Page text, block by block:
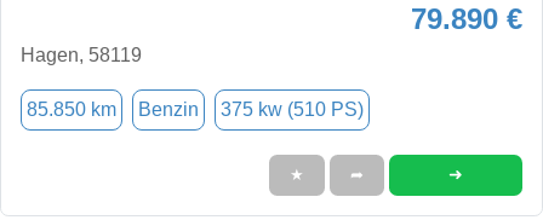
79.890 €
Hagen, 58119
85.850 km Benzin 375 kw (510 PS)
★ ➦ ➜